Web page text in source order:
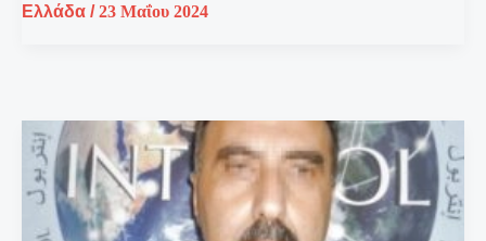
Ελλάδα /23 Μαΐου 2024